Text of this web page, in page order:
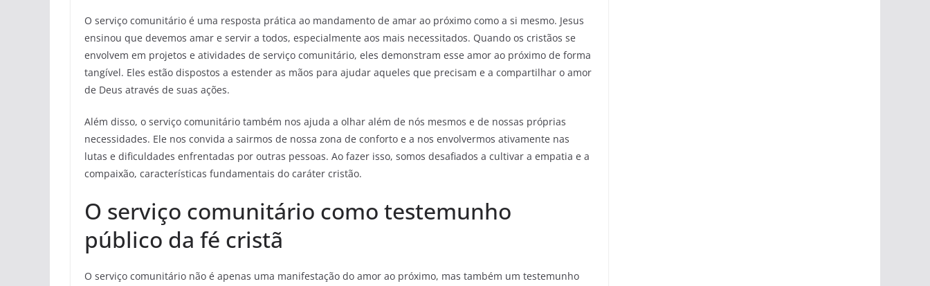
O serviço comunitário é uma resposta prática ao mandamento de amar ao próximo como a si mesmo. Jesus
ensinou que devemos amar e servir a todos, especialmente aos mais necessitados. Quando os cristãos se
envolvem em projetos e atividades de serviço comunitário, eles demonstram esse amor ao próximo de forma
tangível. Eles estão dispostos a estender as mãos para ajudar aqueles que precisam e a compartilhar o amor
de Deus através de suas ações.
Além disso, o serviço comunitário também nos ajuda a olhar além de nós mesmos e de nossas próprias
necessidades. Ele nos convida a sairmos de nossa zona de conforto e a nos envolvermos ativamente nas
lutas e dificuldades enfrentadas por outras pessoas. Ao fazer isso, somos desafiados a cultivar a empatia e a
compaixão, características fundamentais do caráter cristão.
O serviço comunitário como testemunho
público da fé cristã
O serviço comunitário não é apenas uma manifestação do amor ao próximo, mas também um testemunho